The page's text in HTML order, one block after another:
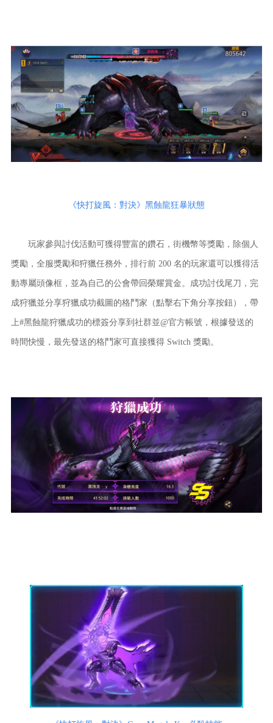
《快打旋風：對決》黑蝕龍狂暴狀態
玩家參與討伐活動可獲得豐富的鑽石，街機幣等獎勵，除個人
獎勵，全服獎勵和狩獵任務外，排行前 200 名的玩家還可以獲得活
動專屬頭像框，並為自己的公會帶回榮耀賞金。成功討伐尾刀，完
成狩獵並分享狩獵成功截圖的格鬥家（點擊右下角分享按鈕），帶
上#黑蝕龍狩獵成功的標簽分享到社群並@官方帳號，根據發送的
時間快慢，最先發送的格鬥家可直接獲得 Switch 獎勵。